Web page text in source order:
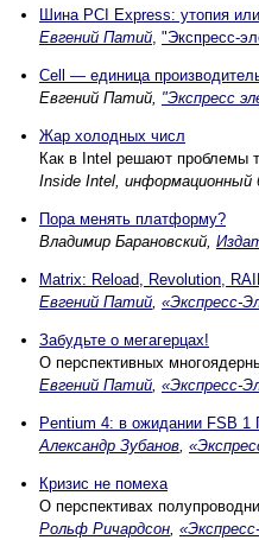
Шина PCI Express: утопия
Евгений Патий, "Экспресс-
Cell — единица
Евгений Патий, "Экспресс
Жар холодных числ
Как в Intel решают проблемы
Inside Intel,
Пора менять платформу?
Владимир Барановский,
Matrix: Reload, Revolution,
Евгений Патий, «Экспресс-
Забудьте о мегагерцах!
О перспективных
Евгений Патий, «Экспресс-
Pentium 4: в ожидании FSB 1
Александр Зубанов,
Кризис не помеха
О перспективах
Рольф Ричардсон,